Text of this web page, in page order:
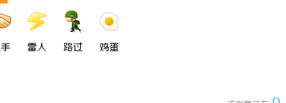
雷人 路过 鸡蛋